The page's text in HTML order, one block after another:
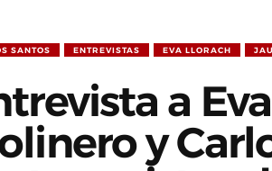
SANTOS ENTREVISTAS EVA LLORACH
a
y